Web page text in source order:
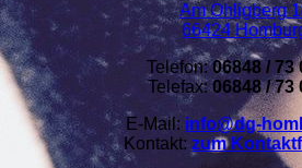
Wir sind für Sie da und
Am Ohligberg
66424
Telefon:06848 / 73
Telefax:06848 / 73
E-Mail: info@dg-
Kontakt: zum